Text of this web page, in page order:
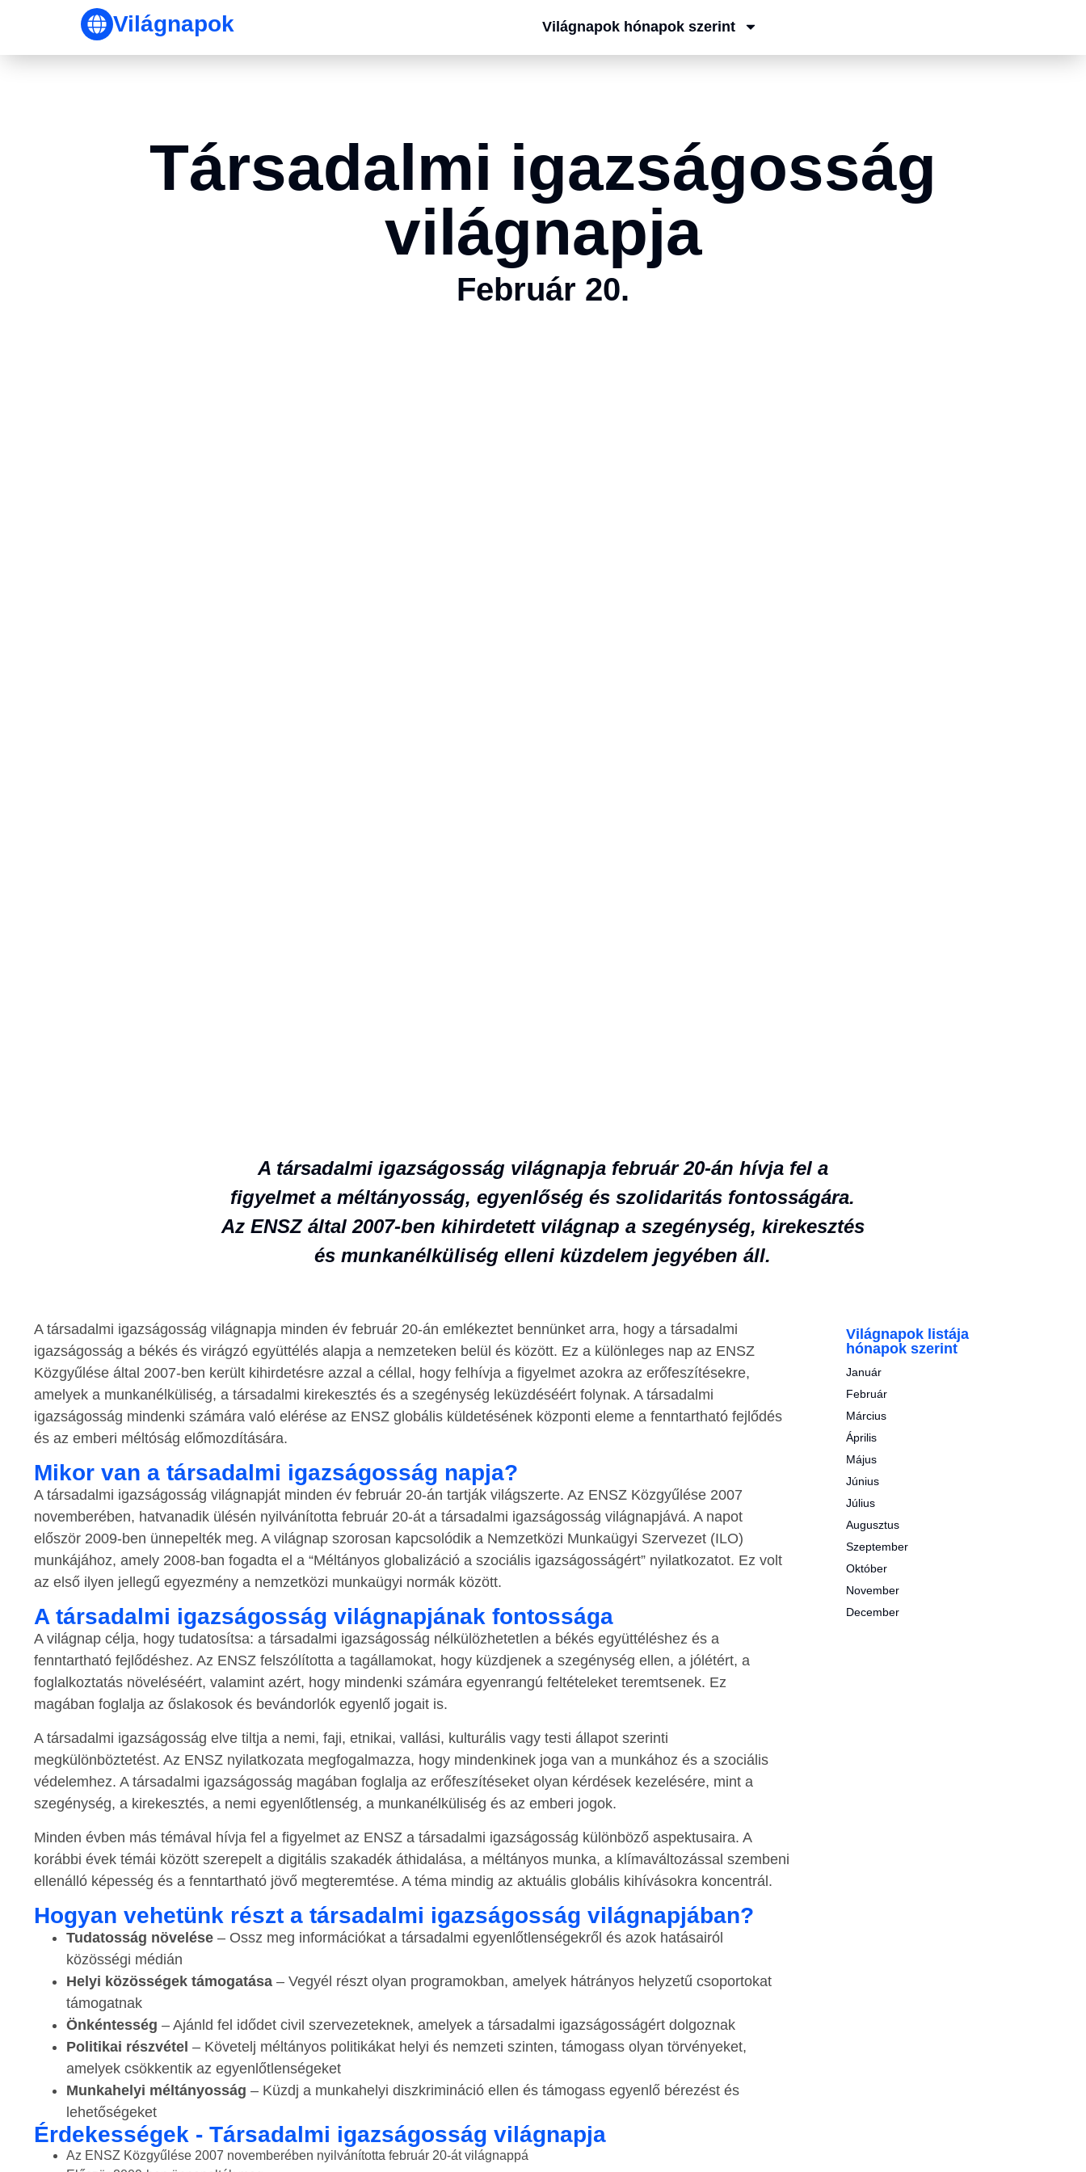
Világnapok Világnapok hónapok szerint
Társadalmi igazságosság
világnapja
Február 20.
A társadalmi igazságosság világnapja február 20-án hívja fel a
figyelmet a méltányosság, egyenlőség és szolidaritás fontosságára.
Az ENSZ által 2007-ben kihirdetett világnap a szegénység, kirekesztés
és munkanélküliség elleni küzdelem jegyében áll.
A társadalmi igazságosság világnapja minden év február 20-án emlékeztet bennünket arra, hogy a társadalmi
igazságosság a békés és virágzó együttélés alapja a nemzeteken belül és között. Ez a különleges nap az ENSZ
Közgyűlése által 2007-ben került kihirdetésre azzal a céllal, hogy felhívja a figyelmet azokra az erőfeszítésekre,
amelyek a munkanélküliség, a társadalmi kirekesztés és a szegénység leküzdéséért folynak. A társadalmi
igazságosság mindenki számára való elérése az ENSZ globális küldetésének központi eleme a fenntartható fejlődés
és az emberi méltóság előmozdítására.
Mikor van a társadalmi igazságosság napja?
A társadalmi igazságosság világnapját minden év február 20-án tartják világszerte. Az ENSZ Közgyűlése 2007
novemberében, hatvanadik ülésén nyilvánította február 20-át a társadalmi igazságosság világnapjává. A napot
először 2009-ben ünnepelték meg. A világnap szorosan kapcsolódik a Nemzetközi Munkaügyi Szervezet (ILO)
munkájához, amely 2008-ban fogadta el a “Méltányos globalizáció a szociális igazságosságért” nyilatkozatot. Ez volt
az első ilyen jellegű egyezmény a nemzetközi munkaügyi normák között.
A társadalmi igazságosság világnapjának fontossága
A világnap célja, hogy tudatosítsa: a társadalmi igazságosság nélkülözhetetlen a békés együttéléshez és a
fenntartható fejlődéshez. Az ENSZ felszólította a tagállamokat, hogy küzdjenek a szegénység ellen, a jólétért, a
foglalkoztatás növeléséért, valamint azért, hogy mindenki számára egyenrangú feltételeket teremtsenek. Ez
magában foglalja az őslakosok és bevándorlók egyenlő jogait is.
A társadalmi igazságosság elve tiltja a nemi, faji, etnikai, vallási, kulturális vagy testi állapot szerinti
megkülönböztetést. Az ENSZ nyilatkozata megfogalmazza, hogy mindenkinek joga van a munkához és a szociális
védelemhez. A társadalmi igazságosság magában foglalja az erőfeszítéseket olyan kérdések kezelésére, mint a
szegénység, a kirekesztés, a nemi egyenlőtlenség, a munkanélküliség és az emberi jogok.
Minden évben más témával hívja fel a figyelmet az ENSZ a társadalmi igazságosság különböző aspektusaira. A
korábbi évek témái között szerepelt a digitális szakadék áthidalása, a méltányos munka, a klímaváltozással szembeni
ellenálló képesség és a fenntartható jövő megteremtése. A téma mindig az aktuális globális kihívásokra koncentrál.
Hogyan vehetünk részt a társadalmi igazságosság világnapjában?
Tudatosság növelése – Ossz meg információkat a társadalmi egyenlőtlenségekről és azok hatásairól
közösségi médián
Helyi közösségek támogatása – Vegyél részt olyan programokban, amelyek hátrányos helyzetű csoportokat
támogatnak
Önkéntesség – Ajánld fel idődet civil szervezeteknek, amelyek a társadalmi igazságosságért dolgoznak
Politikai részvétel – Követelj méltányos politikákat helyi és nemzeti szinten, támogass olyan törvényeket,
amelyek csökkentik az egyenlőtlenségeket
Munkahelyi méltányosság – Küzdj a munkahelyi diszkrimináció ellen és támogass egyenlő bérezést és
lehetőségeket
Érdekességek - Társadalmi igazságosság világnapja
Az ENSZ Közgyűlése 2007 novemberében nyilvánította február 20-át világnappá
Világnapok listája
hónapok szerint
Január
Február
Március
Április
Május
Június
Július
Augusztus
Szeptember
Október
November
December